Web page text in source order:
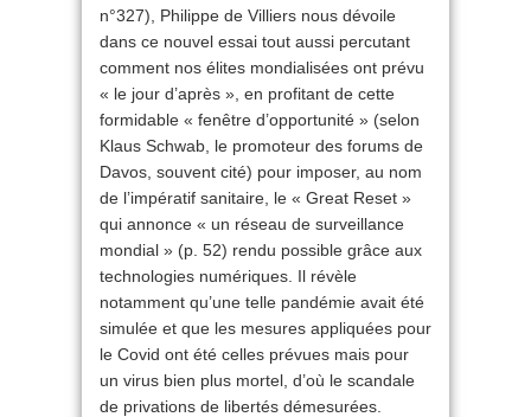
n°327), Philippe de Villiers nous dévoile
dans ce nouvel essai tout aussi percutant
comment nos élites mondialisées ont prévu
« le jour d’après », en profitant de cette
formidable « fenêtre d’opportunité » (selon
Klaus Schwab, le promoteur des forums de
Davos, souvent cité) pour imposer, au nom
de l’impératif sanitaire, le « Great Reset »
qui annonce « un réseau de surveillance
mondial » (p. 52) rendu possible grâce aux
technologies numériques. Il révèle
notamment qu’une telle pandémie avait été
simulée et que les mesures appliquées pour
le Covid ont été celles prévues mais pour
un virus bien plus mortel, d’où le scandale
de privations de libertés démesurées.